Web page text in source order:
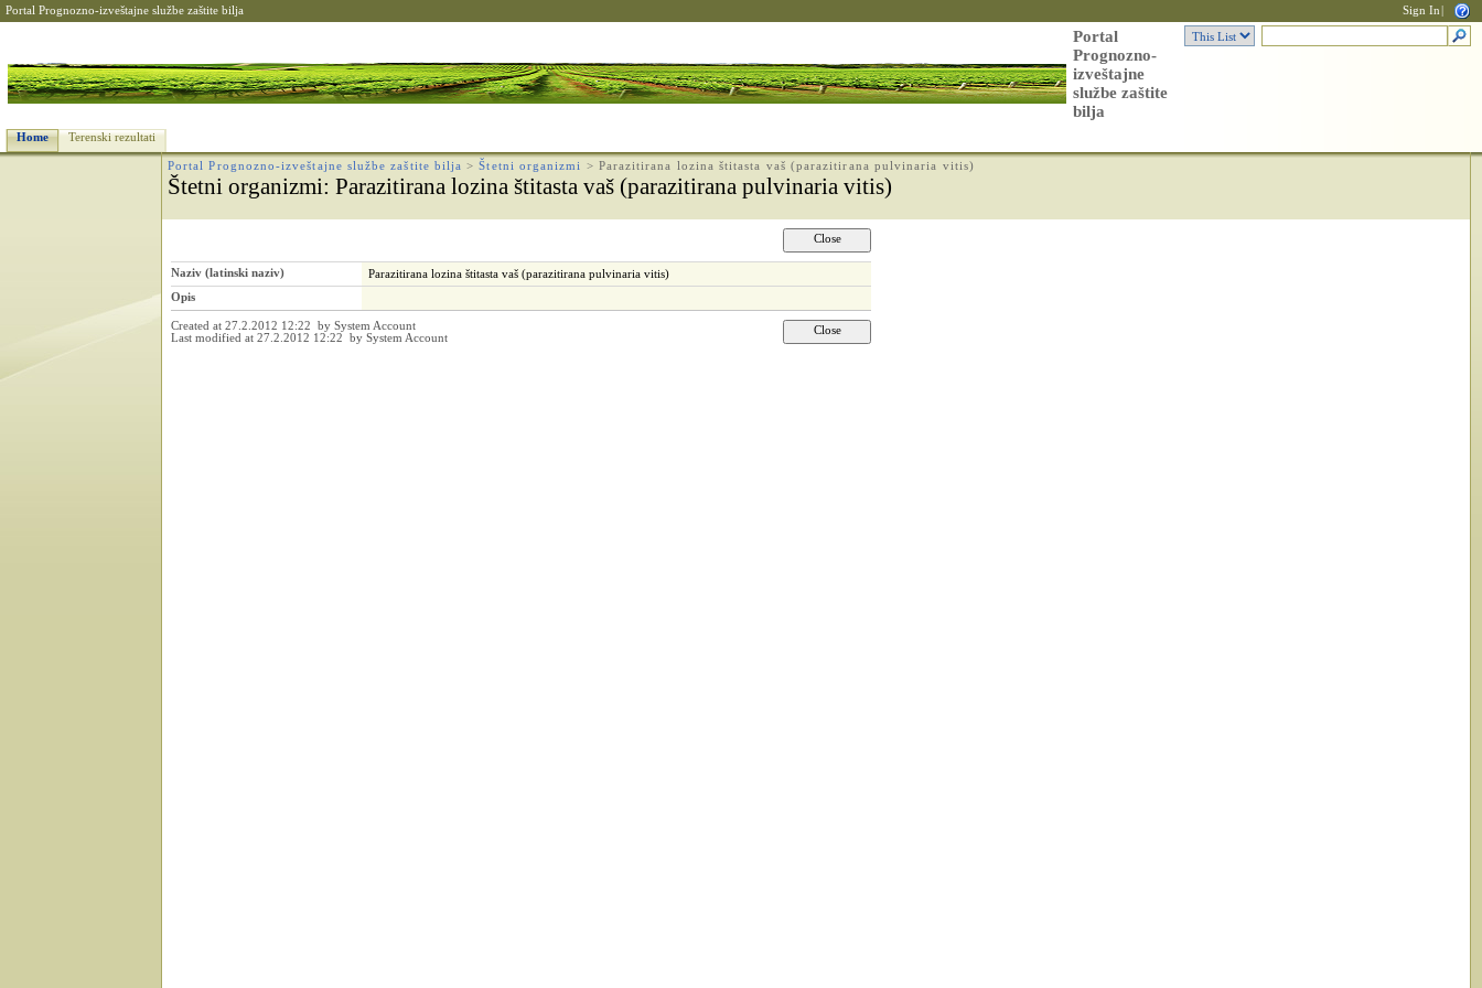
Portal Prognozno-izveštajne službe zaštite bilja Sign In
Portal
Prognozno-
izveštajne
službe zaštite
bilja
Home Terenski rezultati
Portal Prognozno-izveštajne službe zaštite bilja >Štetni organizmi > Parazitirana lozina štitasta vaš (parazitirana pulvinaria vitis)
Štetni organizmi: Parazitirana lozina štitasta vaš (parazitirana pulvinaria vitis)
Naziv (latinski naziv)
Parazitirana lozina štitasta vaš (parazitirana pulvinaria vitis)
Opis
Created at 27.2.2012 12:22 by System Account
Last modified at 27.2.2012 12:22 by System Account